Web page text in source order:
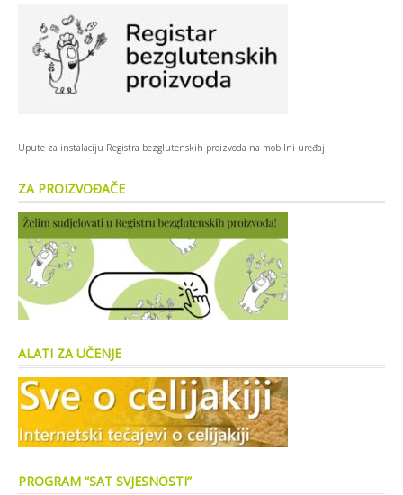
Upute za instalaciju Registra bezglutenskih proizvoda na mobilni uređaj
ZA PROIZVOĐAČE
ALATI ZA UČENJE
PROGRAM “SAT SVJESNOSTI”